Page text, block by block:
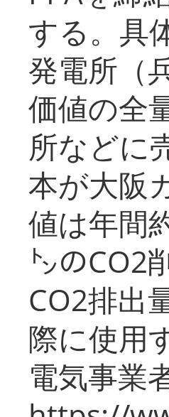
する。具
発電所（
価値の全
所などに
本が大阪
値は年間
㌧のCO2
CO2排出
際に使用
電気事業